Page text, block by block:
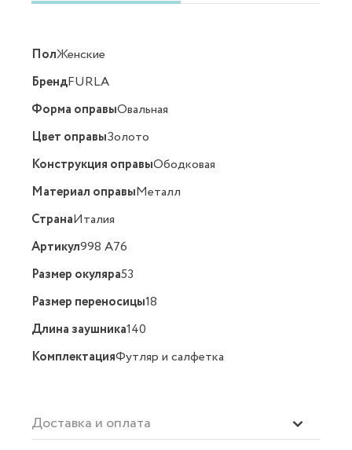
ПолЖенские
БрендFURLA
Форма оправыОвальная
Цвет оправыЗолото
Конструкция оправыОбодковая
Материал оправыМеталл
СтранаИталия
Артикул998 A76
Размер окуляра53
Размер переносицы18
Длина заушника140
КомплектацияФутляр и салфетка
Доставка и оплата